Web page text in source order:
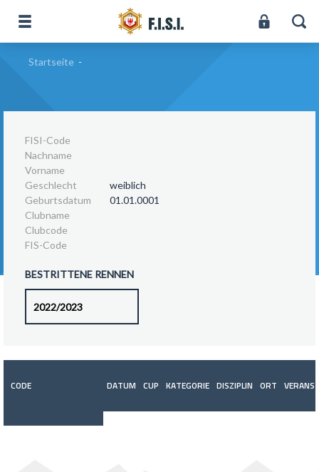
Startseite -
FISI-Code
Nachname
Vorname
Geschlecht
weiblich
Geburtsdatum
01.01.0001
Clubname
Clubcode
FIS-Code
BESTRITTENE RENNEN
CODE DATUM CUP KATEGORIE DISZIPLIN ORT